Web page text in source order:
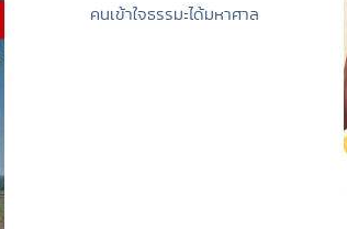
คนเข้าใจธรรมะได้มหาศาล